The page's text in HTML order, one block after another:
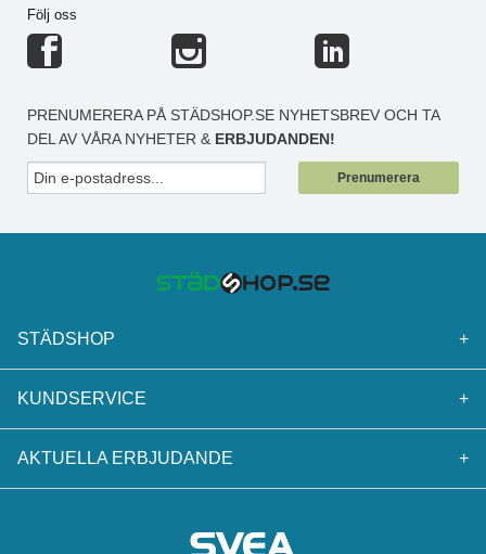
Följ oss
PRENUMERERA PÅ STÄDSHOP.SE NYHETSBREV OCH TA
DEL AV VÅRA NYHETER & ERBJUDANDEN!
Prenumerera
STÄDSHOP +
KUNDSERVICE +
AKTUELLA ERBJUDANDE +